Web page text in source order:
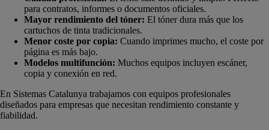
para contratos, informes o documentos oficiales.
Mayor rendimiento del tóner: El tóner dura más que los
cartuchos de tinta tradicionales.
Menor coste por copia: Cuando imprimes mucho, el coste por
página es más bajo.
Modelos multifunción: Muchos equipos incluyen escáner,
copia y conexión en red.
En Sistemas Catalunya trabajamos con equipos profesionales
diseñados para empresas que necesitan rendimiento constante y
fiabilidad.